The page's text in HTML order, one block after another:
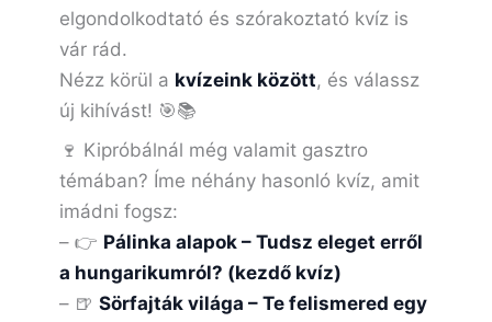
elgondolkodtató és szórakoztató kvíz is
vár rád.
Nézz körül a kvízeink között, és válassz
új kihívást! 🎯📚
🍷 Kipróbálnál még valamit gasztro
témában? Íme néhány hasonló kvíz, amit
imádni fogsz:
– 👉 Pálinka alapok – Tudsz eleget erről
a hungarikumról? (kezdő kvíz)
– 🍺 Sörfajták világa – Te felismered egy